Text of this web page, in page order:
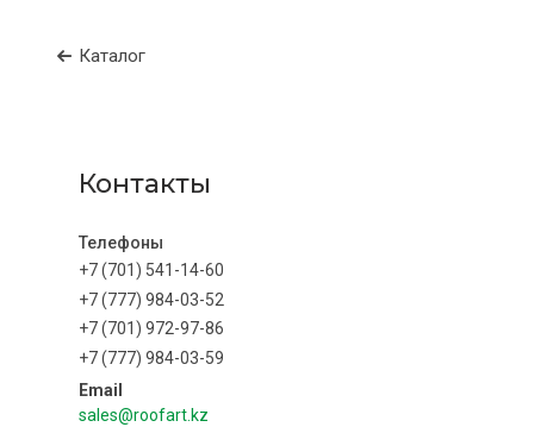
Каталог
Контакты
+7 (701) 541-14-60
+7 (777) 984-03-52
+7 (701) 972-97-86
+7 (777) 984-03-59
sales@roofart.kz